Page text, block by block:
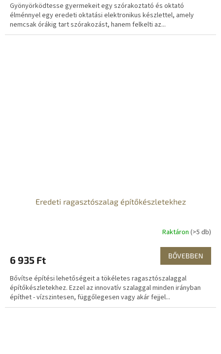
Gyönyörködtesse gyermekeit egy szórakoztató és oktató
élménnyel egy eredeti oktatási elektronikus készlettel, amely
nemcsak órákig tart szórakozást, hanem felkelti az...
Eredeti ragasztószalag építőkészletekhez
Raktáron (>5 db)
6 935 Ft BŐVEBBEN
Bővítse építési lehetőségeit a tökéletes ragasztószalaggal
építőkészletekhez. Ezzel az innovatív szalaggal minden irányban
építhet - vízszintesen, függőlegesen vagy akár fejjel...